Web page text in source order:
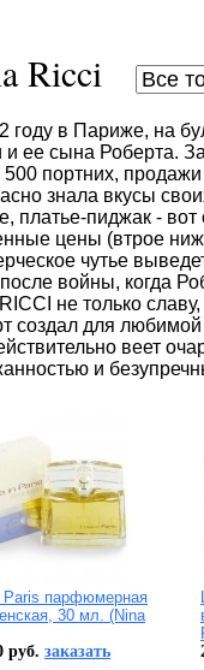
Ricci
году в Париже, на
и ее сына Роберта.
500 портних,
знала вкусы
платье-пиджак -
цены (втрое
чутье
войны, когда
не только
создал для
веет
и
Paris парфюмерная
30 мл. (Nina
руб. заказать